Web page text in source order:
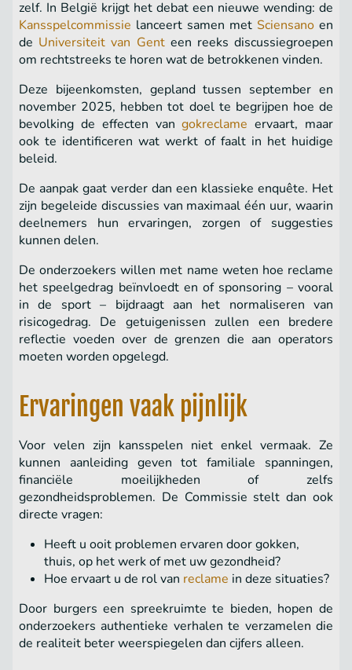
zelf. In België krijgt het debat een nieuwe wending: de
Kansspelcommissie lanceert samen met Sciensano en
de Universiteit van Genteen reeks discussiegroepen
om rechtstreeks te horen wat de betrokkenen vinden.
Deze bijeenkomsten, gepland tussen september en
november 2025, hebben tot doel te begrijpen hoe de
bevolking de effecten vangokreclame ervaart, maar
ook te identificeren wat werkt of faalt in het huidige
beleid.
De aanpak gaat verder dan een klassieke enquête. Het
zijn begeleide discussies van maximaal één uur, waarin
deelnemers hun ervaringen, zorgen of suggesties
kunnen delen.
De onderzoekers willen met name weten hoe reclame
het speelgedrag beïnvloedt en of sponsoring – vooral
in de sport – bijdraagt aan het normaliseren van
risicogedrag. De getuigenissen zullen een bredere
reflectie voeden over de grenzen die aan operators
moeten worden opgelegd.
Ervaringen vaak pijnlijk
Voor velen zijn kansspelen niet enkel vermaak. Ze
kunnen aanleiding geven tot familiale spanningen,
financiële moeilijkheden of zelfs
gezondheidsproblemen. De Commissie stelt dan ook
directe vragen:
Heeft u ooit problemen ervaren door gokken,
thuis, op het werk of met uw gezondheid?
Hoe ervaart u de rol van reclame in deze situaties?
Door burgers een spreekruimte te bieden, hopen de
onderzoekers authentieke verhalen te verzamelen die
de realiteit beter weerspiegelen dan cijfers alleen.